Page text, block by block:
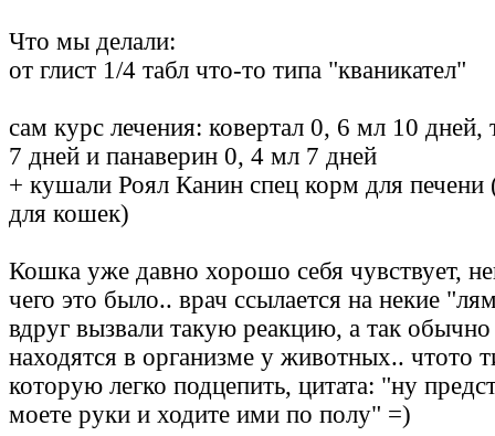
Что мы делали:
от глист 1/4 табл что-то типа "кваникател"
сам курс лечения: ковертал 0, 6 мл 10 дней,
7 дней и панаверин 0, 4 мл 7 дней
+ кушали Роял Канин спец корм для печени
для кошек)
Кошка уже давно хорошо себя чувствует,
чего это было.. врач ссылается на некие
вдруг вызвали такую реакцию, а так обычно
находятся в организме у животных.. чтото
которую легко подцепить, цитата: "ну
моете руки и ходите ими по полу" =)